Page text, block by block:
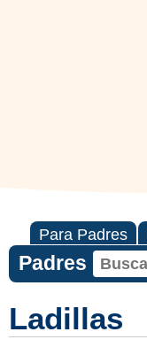
Para Padres
Padres
Ladillas